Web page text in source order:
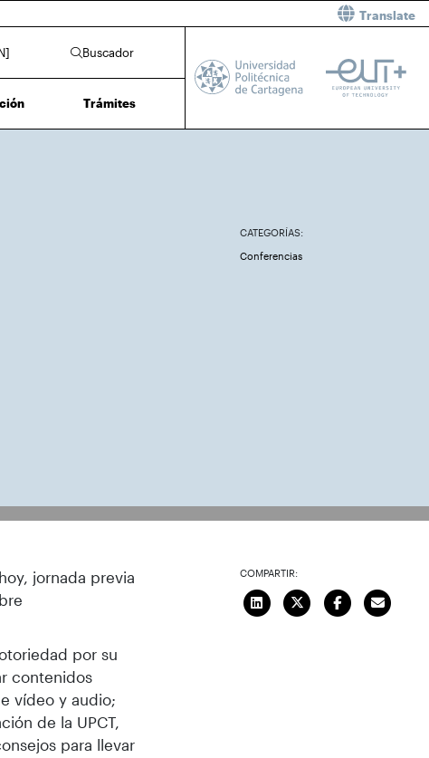
Translate
Buscador
Trámites
CATEGORÍAS:
Conferencias
jornada previa
por su
contenidos
vídeo y audio;
de la UPCT,
para llevar
COMPARTIR: